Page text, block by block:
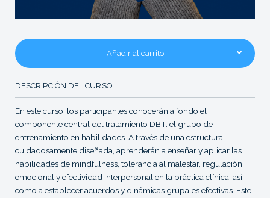
Añadir al carrito
DESCRIPCIÓN DEL CURSO:
En este curso, los participantes conocerán a fondo el
componente central del tratamiento DBT: el grupo de
entrenamiento en habilidades. A través de una estructura
cuidadosamente diseñada, aprenderán a enseñar y aplicar las
habilidades de mindfulness, tolerancia al malestar, regulación
emocional y efectividad interpersonal en la práctica clínica, así
como a establecer acuerdos y dinámicas grupales efectivas. Este